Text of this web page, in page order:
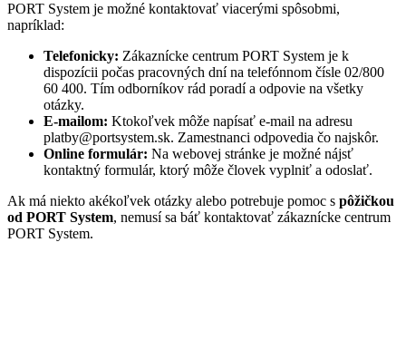
PORT System je možné kontaktovať viacerými spôsobmi,
napríklad:
Telefonicky: Zákaznícke centrum PORT System je k
dispozícii počas pracovných dní na telefónnom čísle 02/800
60 400. Tím odborníkov rád poradí a odpovie na všetky
otázky.
E-mailom: Ktokoľvek môže napísať e-mail na adresu
platby@portsystem.sk. Zamestnanci odpovedia čo najskôr.
Online formulár: Na webovej stránke je možné nájsť
kontaktný formulár, ktorý môže človek vyplniť a odoslať.
Ak má niekto akékoľvek otázky alebo potrebuje pomoc s pôžičkou
od PORT System, nemusí sa báť kontaktovať zákaznícke centrum
PORT System.